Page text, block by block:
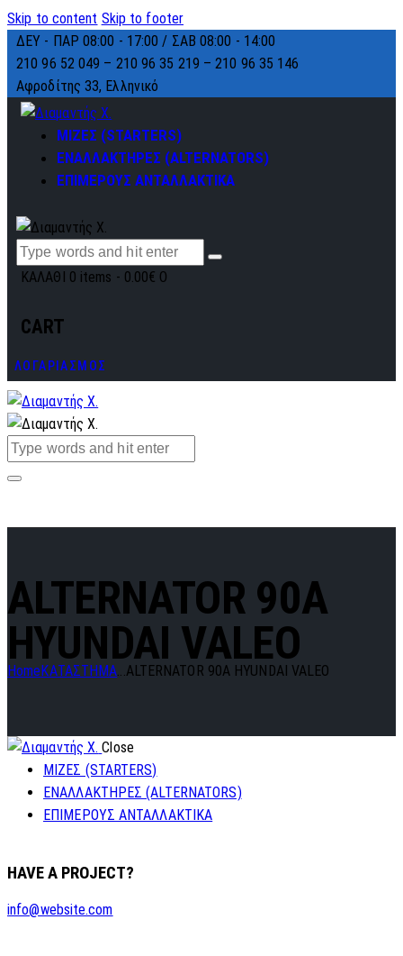
Skip to content Skip to footer
ΔΕΥ - ΠΑΡ 08:00 - 17:00 / ΣΑΒ 08:00 - 14:00
210 96 52 049 – 210 96 35 219 –210 96 35 146
Αφροδίτης 33, Ελληνικό
ΜΙΖΕΣ (STARTERS)
ΕΝΑΛΛΑΚΤΗΡΕΣ (ALTERNATORS)
ΕΠΙΜΕΡΟΥΣ ΑΝΤΑΛΛΑΚΤΙΚΑ
ΚΑΛΑΘΙ 0 items - 0.00€ 0
CART
ΛΟΓΑΡΙΑΣΜΟΣ
ALTERNATOR 90A
HYUNDAI VALEO
Home ΚΑΤΑΣΤΗΜΑ...ALTERNATOR 90A HYUNDAI VALEO
Close
ΜΙΖΕΣ (STARTERS)
ΕΝΑΛΛΑΚΤΗΡΕΣ (ALTERNATORS)
ΕΠΙΜΕΡΟΥΣ ΑΝΤΑΛΛΑΚΤΙΚΑ
HAVE A PROJECT?
info@website.com